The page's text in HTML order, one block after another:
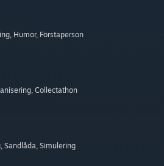
, Humor, Förstaperson
, Collectathon
, Sandlåda, Simulering